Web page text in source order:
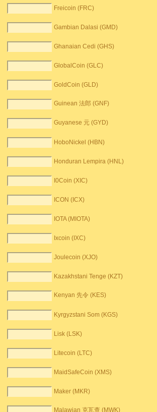
Freicoin (FRC)
Gambian Dalasi (GMD)
Ghanaian Cedi (GHS)
GlobalCoin (GLC)
GoldCoin (GLD)
Guinean 法郎 (GNF)
Guyanese 元 (GYD)
HoboNickel (HBN)
Honduran Lempira (HNL)
I0Coin (XIC)
ICON (ICX)
IOTA (MIOTA)
Ixcoin (IXC)
Joulecoin (XJO)
Kazakhstani Tenge (KZT)
Kenyan 先令 (KES)
Kyrgyzstani Som (KGS)
Lisk (LSK)
Litecoin (LTC)
MaidSafeCoin (XMS)
Maker (MKR)
Malawian 克瓦查 (MWK)